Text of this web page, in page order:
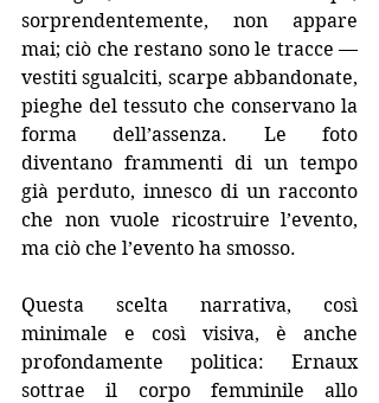
sorprendentemente, non appare
mai; ciò che restano sono le tracce —
vestiti sgualciti, scarpe abbandonate,
pieghe del tessuto che conservano la
forma dell’assenza. Le foto
diventano frammenti di un tempo
già perduto, innesco di un racconto
che non vuole ricostruire l’evento,
ma ciò che l’evento ha smosso.
Questa scelta narrativa, così
minimale e così visiva, è anche
profondamente politica: Ernaux
sottrae il corpo femminile allo